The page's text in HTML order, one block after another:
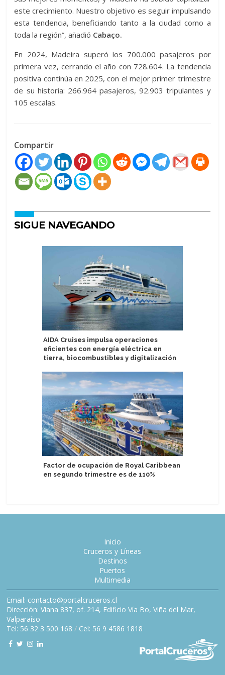
este crecimiento. Nuestro objetivo es seguir impulsando
esta tendencia, beneficiando tanto a la ciudad como a
toda la región”, añadió Cabaço.
En 2024, Madeira superó los 700.000 pasajeros por
primera vez, cerrando el año con 728.604. La tendencia
positiva continúa en 2025, con el mejor primer trimestre
de su historia: 266.964 pasajeros, 92.903 tripulantes y
105 escalas.
Compartir
SIGUE NAVEGANDO
AIDA Cruises impulsa operaciones
eficientes con energía eléctrica en
tierra, biocombustibles y digitalización
Factor de ocupación de Royal Caribbean
en segundo trimestre es de 110%
Inicio
Cruceros y Líneas
Destinos
Puertos
Multimedia
Email: contacto@portalcruceros.cl
Dirección: Viana 837, of. 214, Edificio Vía Bo, Viña del Mar,
Valparaíso
Tel: 56 32 3 500 168 / Cel: 56 9 4586 1818